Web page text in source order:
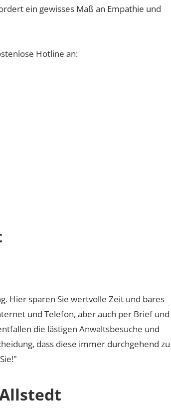
ein gewisses Maß an Empathie und
Hotline an:
Hier sparen Sie wertvolle Zeit und bares
und Telefon, aber auch per Brief und
die lästigen Anwaltsbesuche und
dass diese immer durchgehend zu